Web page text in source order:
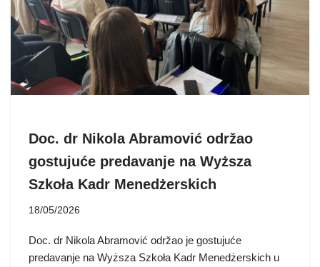
Doc. dr Nikola Abramović održao
gostujuće predavanje na Wyższa
Szkoła Kadr Menedżerskich
18/05/2026
Doc. dr Nikola Abramović održao je gostujuće
predavanje na Wyższa Szkoła Kadr Menedżerskich u